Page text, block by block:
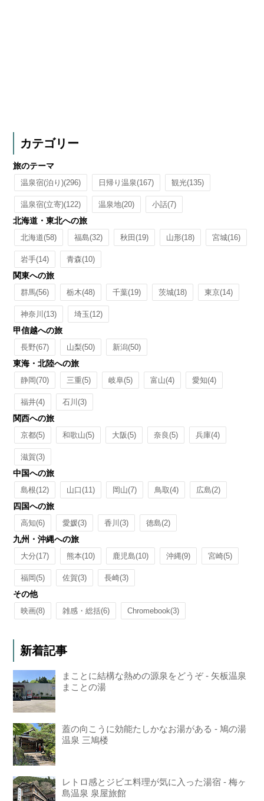
カテゴリー
旅のテーマ
温泉宿(泊り)(296) 日帰り温泉(167) 観光(135)
温泉宿(立寄)(122) 温泉地(20) 小話(7)
北海道・東北への旅
北海道(58) 福島(32) 秋田(19) 山形(18) 宮城(16)
岩手(14) 青森(10)
関東への旅
群馬(56) 栃木(48) 千葉(19) 茨城(18) 東京(14)
神奈川(13) 埼玉(12)
甲信越への旅
長野(67) 山梨(50) 新潟(50)
東海・北陸への旅
静岡(70) 三重(5) 岐阜(5) 富山(4) 愛知(4)
福井(4) 石川(3)
関西への旅
京都(5) 和歌山(5) 大阪(5) 奈良(5) 兵庫(4)
滋賀(3)
中国への旅
島根(12) 山口(11) 岡山(7) 鳥取(4) 広島(2)
四国への旅
高知(6) 愛媛(3) 香川(3) 徳島(2)
九州・沖縄への旅
大分(17) 熊本(10) 鹿児島(10) 沖縄(9) 宮崎(5)
福岡(5) 佐賀(3) 長崎(3)
その他
映画(8) 雑感・総括(6) Chromebook(3)
新着記事
まことに結構な熱めの源泉をどうぞ - 矢板温泉
まことの湯
蓋の向こうに効能たしかなお湯がある - 鳩の湯
温泉 三鳩楼
レトロ感とジビエ料理が気に入った湯宿 - 梅ヶ
島温泉 泉屋旅館